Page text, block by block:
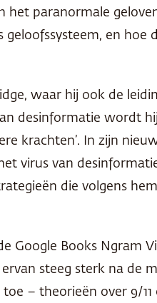
het paranormale
geloofssysteem, en hoe
waar hij ook de
desinformatie wordt
krachten’. In zijn
virus van
die volgens
Google Books Ngram
steeg sterk na de
– theorieën over 9/11